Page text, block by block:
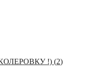
!) (2)